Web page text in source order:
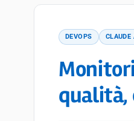
DEVOPS CLAUDE
qualità,